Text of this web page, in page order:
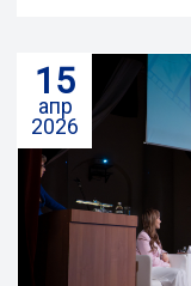
15
апр
2026